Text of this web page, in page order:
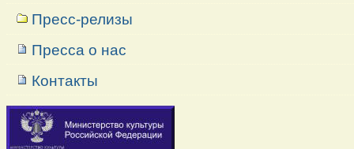
Пресс-релизы
Пресса о нас
Контакты